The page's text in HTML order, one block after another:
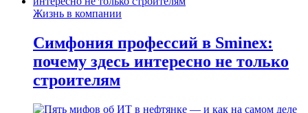
Жизнь в компании
Симфония профессий в Sminex:
почему здесь интересно не только
строителям